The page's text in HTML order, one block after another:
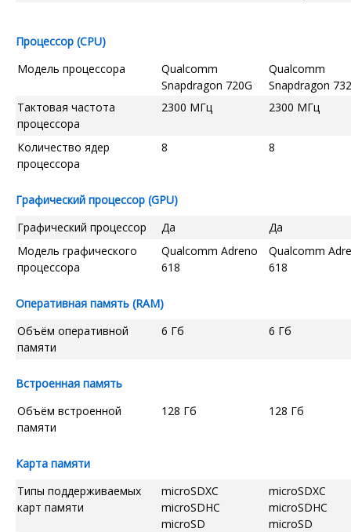
Процессор (CPU)
Модель процессора
Qualcomm
Snapdragon 720G
Qualcomm
Snapdragon
Тактовая частота
процессора
2300 МГц 2300 МГц
Количество ядер
процессора
8 8
Графический процессор (GPU)
Графический процессор
Да
Да
Модель графического
процессора
Qualcomm Adreno
618
Qualcomm
618
Оперативная память (RAM)
Объём оперативной
памяти
6 Гб 6 Гб
Встроенная память
Объём встроенной
памяти
128 Гб 128 Гб
Карта памяти
Типы поддерживаемых
карт памяти
microSDXC
microSDHC
microSD
microSDXC
microSDHC
microSD